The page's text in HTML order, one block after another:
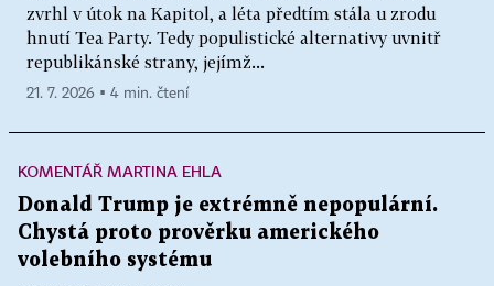
zvrhl v útok na Kapitol, a léta předtím stála u zrodu
hnutí Tea Party. Tedy populistické alternativy uvnitř
republikánské strany, jejímž...
21. 7. 2026 ▪ 4 min. čtení
KOMENTÁŘ MARTINA EHLA
Donald Trump je extrémně nepopulární.
Chystá proto prověrku amerického
volebního systému